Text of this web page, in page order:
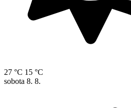
27 °C 15 °C
sobota 8. 8.